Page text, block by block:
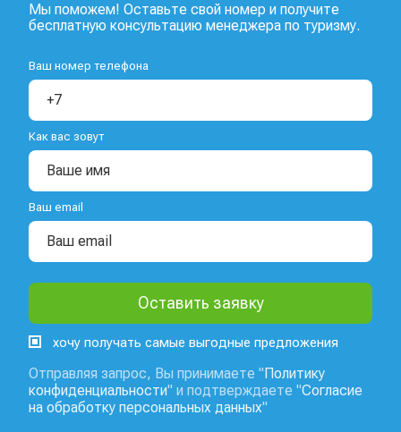
Мы поможем! Оставьте свой номер и получите
бесплатную консультацию менеджера по туризму.
Ваш номер телефона
Как вас зовут
Ваш email
хочу получать самые выгодные предложения
Отправляя запрос, Вы принимаете "Политику
конфиденциальности" и подтверждаете "Согласие
на обработку персональных данных"